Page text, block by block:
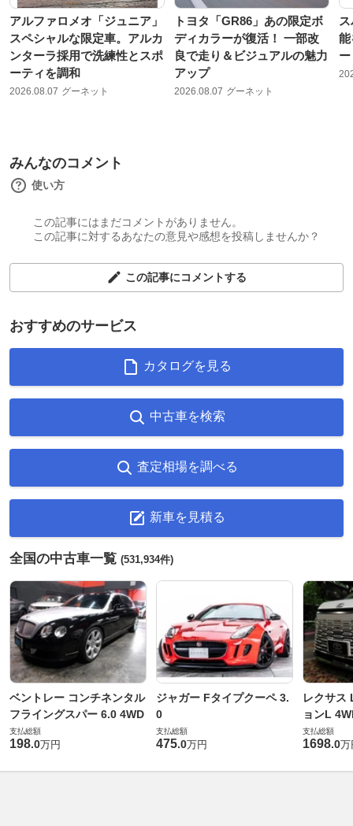
アルファロメオ「ジュニア」
スペシャルな限定車。アルカ
ンターラ採用で洗練性とスポ
ーティを調和
2026.08.07 グーネット
トヨタ「GR86」あの限定ボ
ディカラーが復活！ 一部改
良で走り＆ビジュアルの魅力
アップ
2026.08.07 グーネット
能
みんなのコメント
使い方
この記事にはまだコメントがありません。
この記事に対するあなたの意見や感想を投稿しませんか？
この記事にコメントする
おすすめのサービス
カタログを見る
中古車を検索
査定相場を調べる
新車を見積る
全国の中古車一覧 (531,934件)
ベントレー コンチネンタル
フライングスパー 6.0 4WD
支払総額
198.0万円
ジャガー Fタイプクーペ 3.
0
支払総額
475.0万円
レクサス
ョンL
支払総額
1698.0万